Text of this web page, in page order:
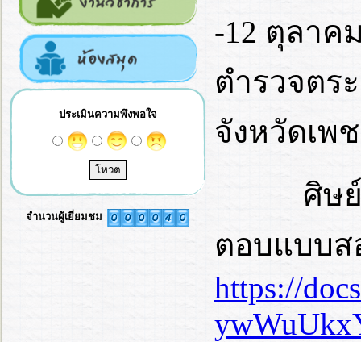
ประเมินความพึงพอใจ
จำนวนผู้เยี่ยมชม
-12 ตุลาค
ตำรวจตร
จังหวัดเพ
ศิษย์เก่
ตอบแบบส
https://